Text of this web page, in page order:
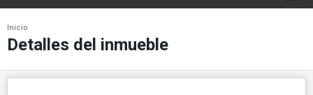
Inicio
Detalles del inmueble